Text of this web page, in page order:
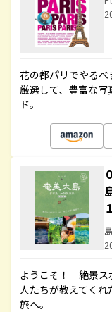
花の都パリでやる
厳選して、豊富な写
ド。
ようこそ！ 絶景ス
人たちが教えてく
旅へ。